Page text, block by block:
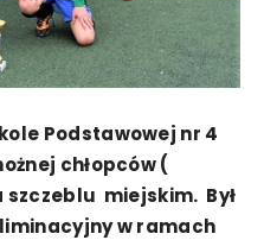
Podstawowej nr 4
chłopców (
szczeblu miejskim. Był
w ramach